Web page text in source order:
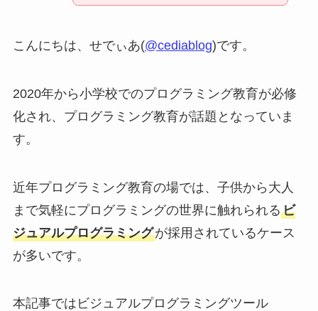
こんにちは、せでぃあ(@cediablog)です。
2020年から小学校でのプログラミング教育が必修
化され、プログラミング教育が話題となっていま
す。
近年プログラミング教育の場では、子供から大人
まで気軽にプログラミングの世界に触れられるビ
ジュアルプログラミングが採用されているケース
が多いです。
本記事ではビジュアルプログラミングツール